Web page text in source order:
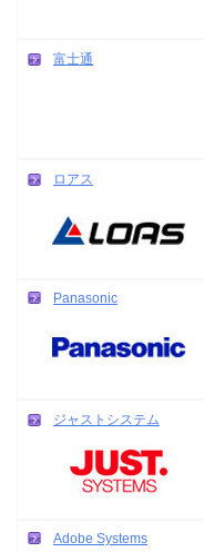
富士通
ロアス
Panasonic
ジャストシステム
Adobe Systems